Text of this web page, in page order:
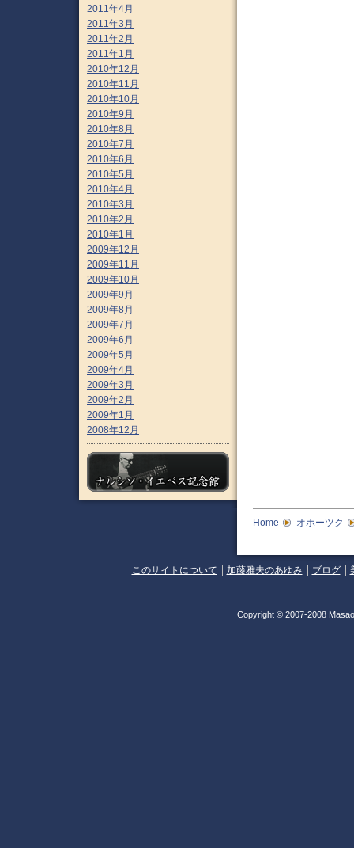
2011年4月
2011年3月
2011年2月
2011年1月
2010年12月
2010年11月
2010年10月
2010年9月
2010年8月
2010年7月
2010年6月
2010年5月
2010年4月
2010年3月
2010年2月
2010年1月
2009年12月
2009年11月
2009年10月
2009年9月
2009年8月
2009年7月
2009年6月
2009年5月
2009年4月
2009年3月
2009年2月
2009年1月
2008年12月
Home オホーツク
このサイトについて 加藤雅夫のあゆみ ブログ
Copyright © 2007-2008